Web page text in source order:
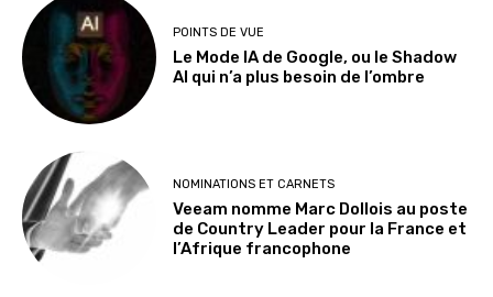
POINTS DE VUE
Le Mode IA de Google, ou le Shadow
AI qui n’a plus besoin de l’ombre
NOMINATIONS ET CARNETS
Veeam nomme Marc Dollois au poste
de Country Leader pour la France et
l’Afrique francophone